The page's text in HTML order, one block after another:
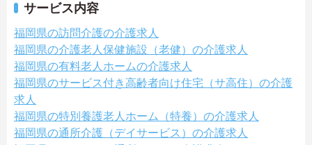
サービス内容
福岡県の訪問介護の介護求人
福岡県の介護老人保健施設（老健）の介護求人
福岡県の有料老人ホームの介護求人
福岡県のサービス付き高齢者向け住宅（サ高住）の介護
求人
福岡県の特別養護老人ホーム（特養）の介護求人
福岡県の通所介護（デイサービス）の介護求人